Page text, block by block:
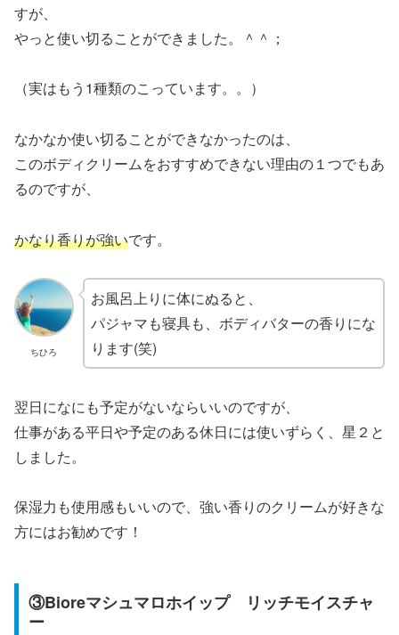
すが、
やっと使い切ることができました。＾＾；
（実はもう1種類のこっています。。）
なかなか使い切ることができなかったのは、
このボディクリームをおすすめできない理由の１つでもあ
るのですが、
かなり香りが強いです。
ちひろ
お風呂上りに体にぬると、
パジャマも寝具も、ボディバターの香りにな
ります(笑)
翌日になにも予定がないならいいのですが、
仕事がある平日や予定のある休日には使いずらく、星２と
しました。
保湿力も使用感もいいので、強い香りのクリームが好きな
方にはお勧めです！
③Bioreマシュマロホイップ リッチモイスチャ
ー